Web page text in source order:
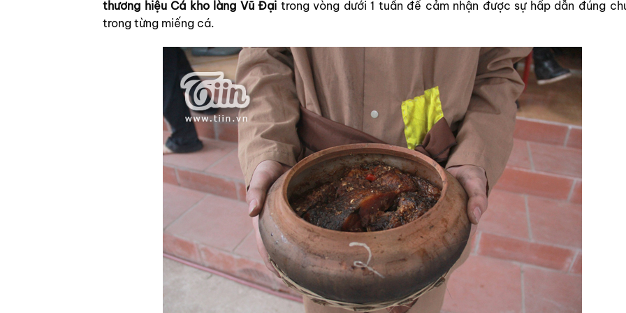
thương hiệu Cá kho làng Vũ Đại trong vòng dưới 1 tuần để cảm nhận được sự hấp dẫn đúng
trong từng miếng cá.